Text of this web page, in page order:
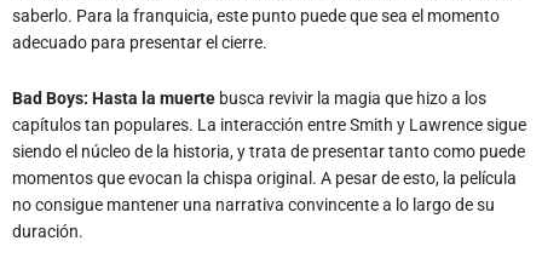
saberlo. Para la franquicia, este punto puede que sea el momento
adecuado para presentar el cierre.
Bad Boys: Hasta la muerte busca revivir la magia que hizo a los
capítulos tan populares. La interacción entre Smith y Lawrence sigue
siendo el núcleo de la historia, y trata de presentar tanto como puede
momentos que evocan la chispa original. A pesar de esto, la película
no consigue mantener una narrativa convincente a lo largo de su
duración.